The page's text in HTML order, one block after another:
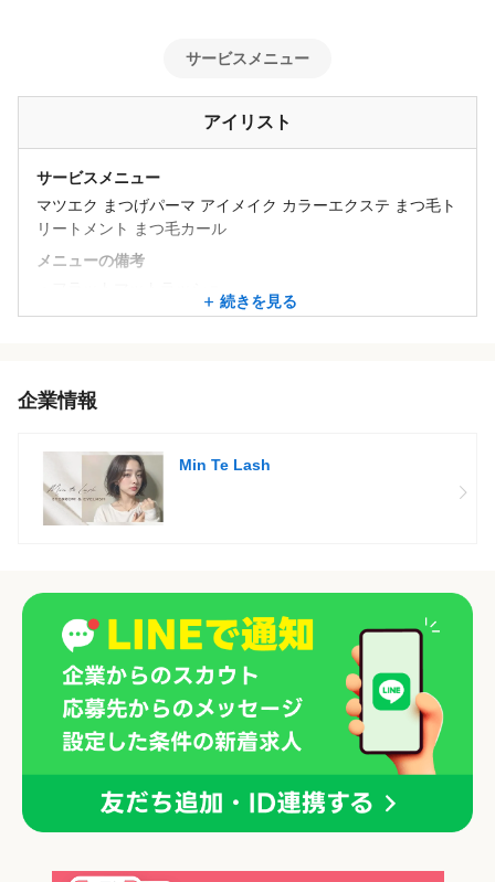
サービスメニュー
アイリスト
サービスメニュー
マツエク まつげパーマ アイメイク カラーエクステ まつ毛ト
リートメント まつ毛カール
メニューの備考
・プレミアムエアリーセーブル
続きを見る
企業情報
Min Te Lash